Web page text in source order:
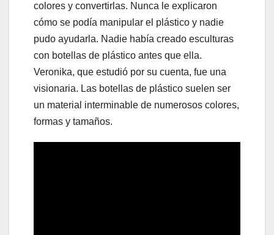
colores y convertirlas. Nunca le explicaron
cómo se podía manipular el plástico y nadie
pudo ayudarla. Nadie había creado esculturas
con botellas de plástico antes que ella.
Veronika, que estudió por su cuenta, fue una
visionaria. Las botellas de plástico suelen ser
un material interminable de numerosos colores,
formas y tamaños.